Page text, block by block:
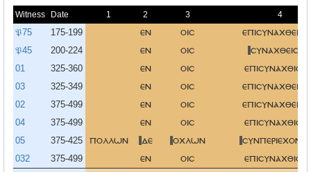
Witness Date 1 2 3 4
𝔓75 175-199 εν οισ
𝔓45 200-224 εν οισ
01 325-360 εν οισ
03 325-349 εν οισ
02 375-499 εν οισ
04 375-499 εν οισ
05 375-425 πολλων δε οχλων
032 375-499 εν οισ